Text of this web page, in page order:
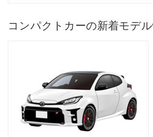
コンパクトカーの新着モデ